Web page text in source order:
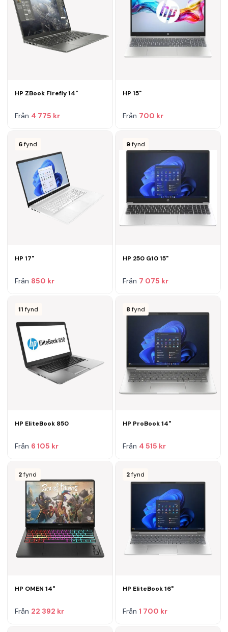
HP ZBook Firefly 14"
Från 4 775 kr
HP 15"
Från 700 kr
6 fynd
HP 17"
Från 850 kr
9 fynd
HP 250 G10 15"
Från 7 075 kr
11 fynd
HP EliteBook 850
Från 6 105 kr
8 fynd
HP ProBook 14"
Från 4 515 kr
2 fynd
HP OMEN 14"
Från 22 392 kr
2 fynd
HP EliteBook 16"
Från 1 700 kr